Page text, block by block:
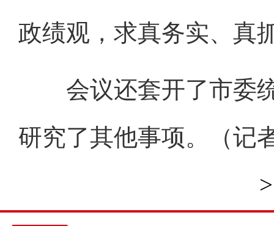
政绩观，求真务实、真
会议还套开了市委统
研究了其他事项。（